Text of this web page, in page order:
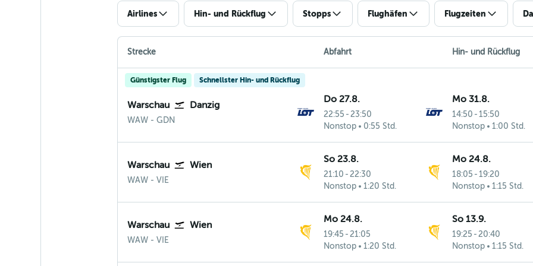
Airlines Hin- und Rückflug Stopps Flughäfen Flugzeiten
Strecke Abfahrt Hin- und Rückflug
Günstigster Flug Schnellster Hin- und Rückflug
Warschau Danzig
WAW Warschau–Chopin
- GDN
Do 27.8.
22:55 - 23:50
Nonstop
0:55 Std.
Mo 31.8.
14:50 - 15:50
Nonstop
1:00 Std.
Warschau Wien
WAW Warschau–Chopin
- VIE
So 23.8.
21:10 - 22:30
Nonstop
1:20 Std.
Mo 24.8.
18:05 - 19:20
Nonstop
1:15 Std.
Warschau Wien
WAW Warschau–Chopin
- VIE
Mo 24.8.
19:45 - 21:05
Nonstop
1:20 Std.
So 13.9.
19:25 - 20:40
Nonstop
1:15 Std.